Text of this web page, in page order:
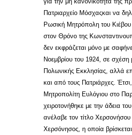
Πατριαρχείο Μόσχαςκαι να
Ρωσική Μητρόπολη του
στον Θρόνο της
δεν εκφράζεται μόνο με
Νοεμβρίου του 1924, σε σχέση
Πολωνικής Εκκλησίας, αλλά
και από τους Πατριάρχες.
Μητροπολίτη Ευλόγιου στο
χειροτονήθηκε με την άδεια
ανέλαβε τον τίτλο
Χερσόνησος, η οποία